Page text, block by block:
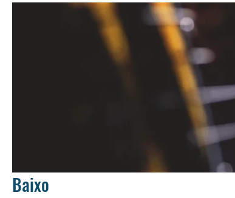
Baixo